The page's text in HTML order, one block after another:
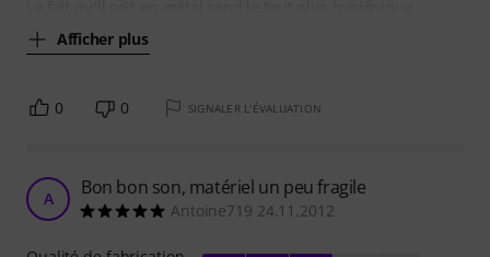
Afficher plus
0 0 SIGNALER L'ÉVALUATION
A Bon bon son, matériel un peu fragile
Antoine719 24.11.2012